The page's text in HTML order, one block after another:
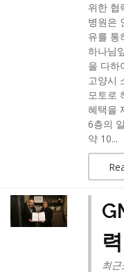
위한 협
병원은
유를 통
하나님
을 다하
고양시
모토로
혜택을
6층의
약 10...
최근